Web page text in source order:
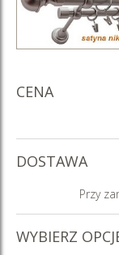
CENA
DOSTAWA
Przy
WYBIERZ